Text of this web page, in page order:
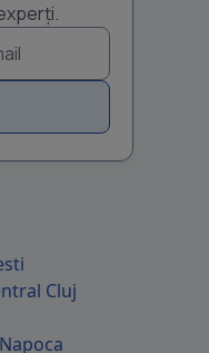
casa de vanzare la
adresat celor
Cluj